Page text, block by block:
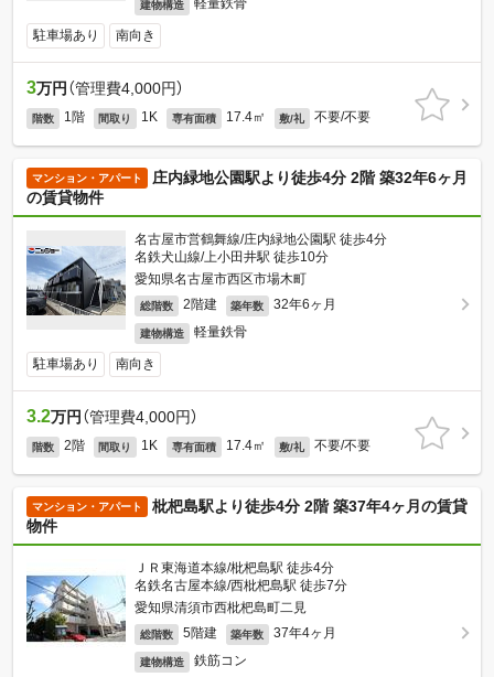
建物構造 軽量鉄骨
駐車場あり 南向き
3万円 （管理費4,000円）
階数 1階 間取り 1K 専有面積 17.4㎡ 敷/礼 不要/不要
マンション・アパート
庄内緑地公園駅より徒歩4分 2階 築32年6ヶ月
の賃貸物件
名古屋市営鶴舞線/庄内緑地公園駅 徒歩4分
名鉄犬山線/上小田井駅 徒歩10分
愛知県名古屋市西区市場木町
総階数 2階建 築年数 32年6ヶ月
建物構造 軽量鉄骨
駐車場あり 南向き
3.2万円 （管理費4,000円）
階数 2階 間取り 1K 専有面積 17.4㎡ 敷/礼 不要/不要
マンション・アパート
枇杷島駅より徒歩4分 2階 築37年4ヶ月の賃貸
物件
ＪＲ東海道本線/枇杷島駅 徒歩4分
名鉄名古屋本線/西枇杷島駅 徒歩7分
愛知県清須市西枇杷島町二見
総階数 5階建 築年数 37年4ヶ月
建物構造 鉄筋コン